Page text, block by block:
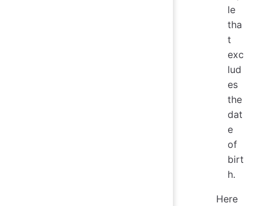
le
tha
t
exc
lud
es
the
dat
e
of
birt
h.
Here